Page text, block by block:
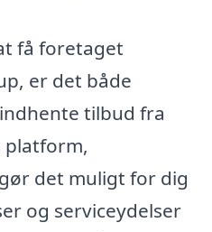
få foretaget
er det både
tilbud fra
platform,
det muligt for dig
og serviceydelser